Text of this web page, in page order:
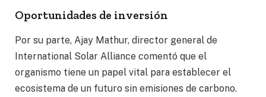
Oportunidades de inversión
Por su parte, Ajay Mathur, director general de
International Solar Alliance comentó que el
organismo tiene un papel vital para establecer el
ecosistema de un futuro sin emisiones de carbono.